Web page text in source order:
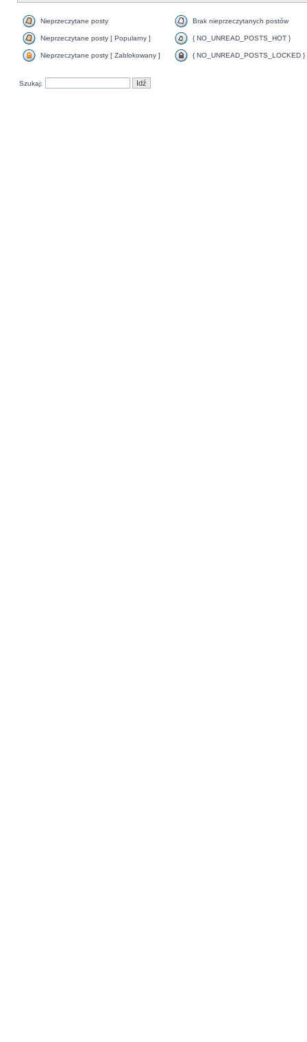
Nieprzeczytane posty Brak nieprzeczytanych postów
Nieprzeczytane posty [ Popularny ] { NO_UNREAD_POSTS_HOT }
Nieprzeczytane posty [ Zablokowany ] { NO_UNREAD_POSTS_LOCKED }
Szukaj: